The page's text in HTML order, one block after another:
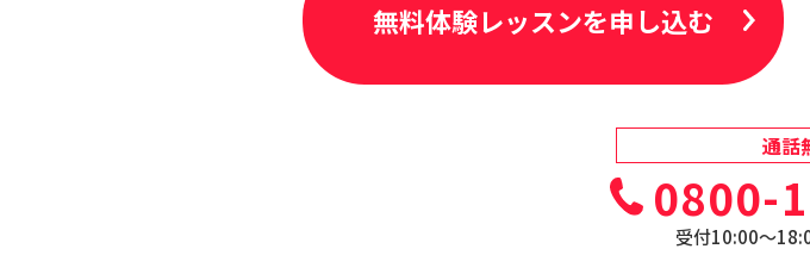
無料体験レッスンを申し込む
通話
0800-
受付10:00〜